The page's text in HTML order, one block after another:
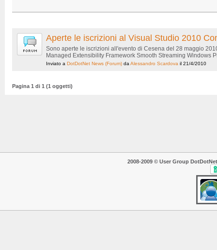
Aperte le iscrizioni al Visual Studio 2010
Sono aperte le iscrizioni all'evento di Cesena del 28 maggio
Managed Extensibility Framework Smooth Streaming Windows
Inviato a DotDotNet News (Forum) daAlessandro Scardova il 21/4/2010
Pagina 1 di 1 (1 oggetti)
2008-2009 © User Group